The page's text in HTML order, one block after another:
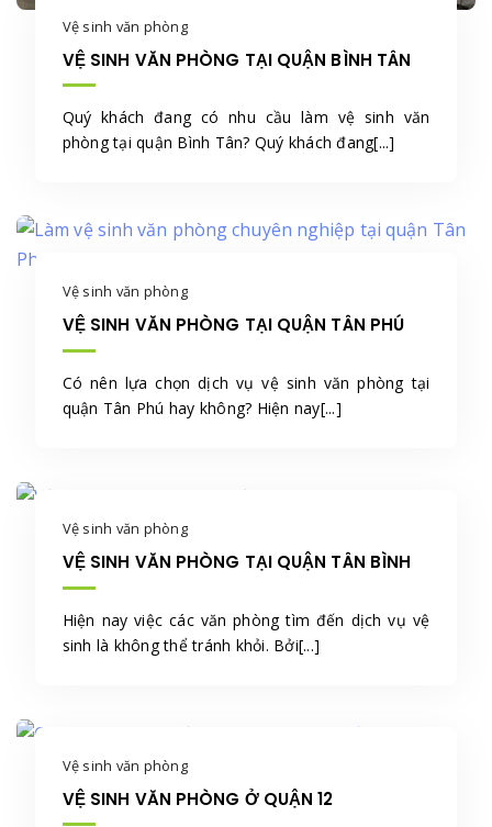
Vệ sinh văn phòng
VỆ SINH VĂN PHÒNG TẠI QUẬN BÌNH TÂN
Quý khách đang có nhu cầu làm vệ sinh văn
phòng tại quận Bình Tân? Quý khách đang[...]
Vệ sinh văn phòng
VỆ SINH VĂN PHÒNG TẠI QUẬN TÂN PHÚ
Có nên lựa chọn dịch vụ vệ sinh văn phòng tại
quận Tân Phú hay không? Hiện nay[...]
Vệ sinh văn phòng
VỆ SINH VĂN PHÒNG TẠI QUẬN TÂN BÌNH
Hiện nay việc các văn phòng tìm đến dịch vụ vệ
sinh là không thể tránh khỏi. Bởi[...]
Vệ sinh văn phòng
VỆ SINH VĂN PHÒNG Ở QUẬN 12